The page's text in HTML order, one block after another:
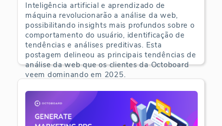
Inteligência artificial e aprendizado de
máquina revolucionarão a análise da web,
possibilitando insights mais profundos sobre o
comportamento do usuário, identificação de
tendências e análises preditivas. Esta
postagem delineou as principais tendências de
análise da web que os clientes da Octoboard
veem dominando em 2025.
Web Analytics | 10-05-2025